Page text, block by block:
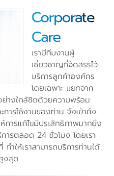
Corporate
Care
เรามีทีมงานผู้
เชี่ยวชาญที่จัดสรรไว้
บริการลูกค้าองค์กร
โดยเฉพาะ แยกจาก
างใกล้ชิดด้วยความพร้อม
ารใช้งานของท่าน จึงเข้าถึง
การแก้ไขมีประสิทธิภาพมากยิ่ง
ารตลอด 24 ชั่วโมง โดยเรา
ำให้เราสามารถบริการท่านได้
งสุด